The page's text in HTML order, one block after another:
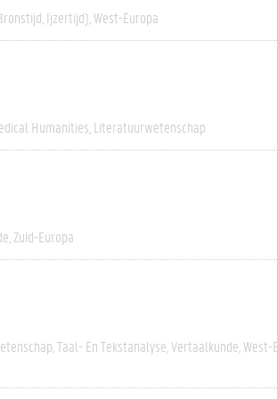
Ijzertijd) West-Europa
Humanities Literatuurwetenschap
Zuid-Europa
Taal- En Tekstanalyse Vertaalkunde West-